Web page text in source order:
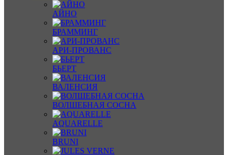
АЙНО
БРАММИНГ
АРИ-ПРОВАНС
БЬЕРТ
ВАЛЕНСИЯ
ВОЛШЕБНАЯ СОСНА
AQUARELLE
BRUNI